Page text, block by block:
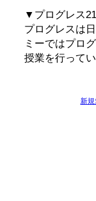
▼プログレス
プログレスは
ミーではプロ
授業を行ってい
新